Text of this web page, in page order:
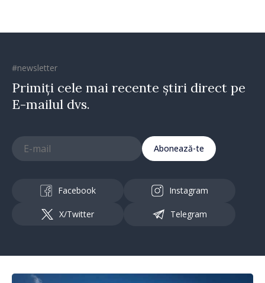
#newsletter
Primiți cele mai recente știri direct pe
E-mailul dvs.
Abonează-te
Facebook Instagram
X/Twitter Telegram